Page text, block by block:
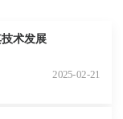
术发展
2025-02-21